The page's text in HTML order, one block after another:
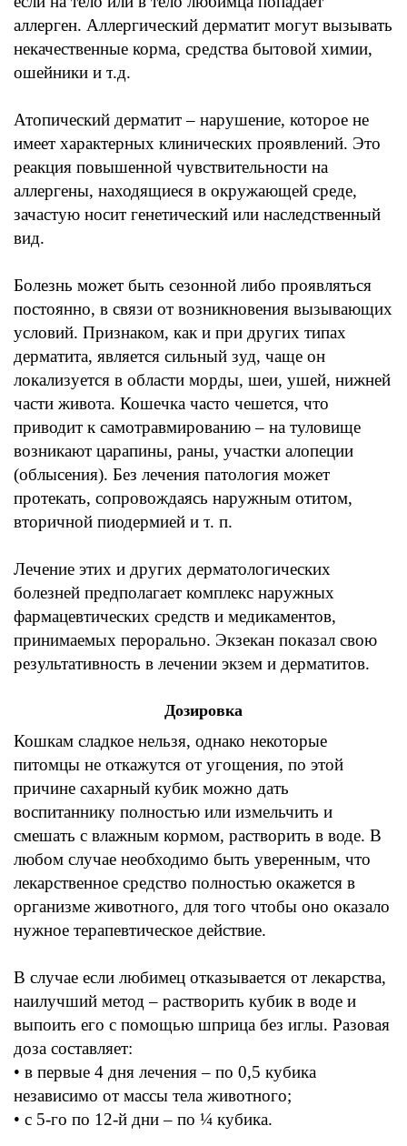
аллерген. Аллергический дерматит могут вызывать
некачественные корма, средства бытовой химии,
ошейники и т.д.
Атопический дерматит– нарушение, которое не
имеет характерных клинических проявлений. Это
реакция повышенной чувствительности на
аллергены, находящиеся в окружающей среде,
зачастую носит генетический или наследственный
вид.
Болезнь может быть сезонной либо проявляться
постоянно, в связи от возникновения вызывающих
условий. Признаком, как и при других типах
дерматита, является сильный зуд, чаще он
локализуется в области морды, шеи, ушей, нижней
части живота. Кошечка часто чешется, что
приводит к самотравмированию – на туловище
возникают царапины, раны, участки алопеции
(облысения). Без лечения патология может
протекать, сопровождаясь наружным отитом,
вторичной пиодермией и т. п.
Лечение этих и других дерматологических
болезней предполагает комплекс наружных
фармацевтических средств и медикаментов,
принимаемых перорально. Экзекан показал свою
результативность в лечении экзем и дерматитов.
Дозировка
Кошкам сладкое нельзя, однако некоторые
питомцы не откажутся от угощения, по этой
причине сахарный кубик можно дать
воспитаннику полностью или измельчить и
смешать с влажным кормом, растворить в воде. В
любом случае необходимо быть уверенным, что
лекарственное средство полностью окажется в
организме животного, для того чтобы оно оказало
нужное терапевтическое действие.
В случае если любимец отказывается от лекарства,
наилучший метод – растворить кубик в воде и
выпоить его с помощью шприца без иглы. Разовая
доза составляет:
• в первые 4 дня лечения– по 0,5 кубика
независимо от массы тела животного;
• с 5-го по 12-й дни– по ¼ кубика.